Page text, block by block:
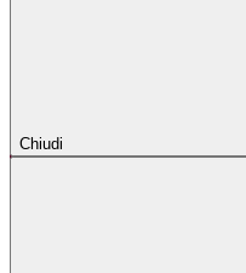
Chiudi